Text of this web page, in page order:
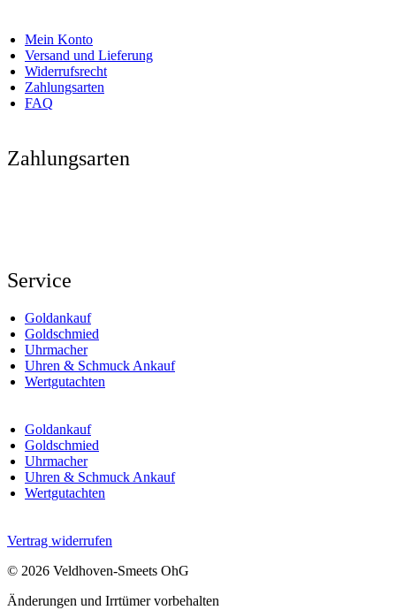
Mein Konto
Versand und Lieferung
Widerrufsrecht
Zahlungsarten
FAQ
Zahlungsarten
Service
Goldankauf
Goldschmied
Uhrmacher
Uhren & Schmuck Ankauf
Wertgutachten
Goldankauf
Goldschmied
Uhrmacher
Uhren & Schmuck Ankauf
Wertgutachten
Vertrag widerrufen
© 2026 Veldhoven-Smeets OhG
Änderungen und Irrtümer vorbehalten